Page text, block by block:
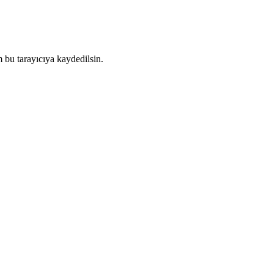
bu tarayıcıya kaydedilsin.